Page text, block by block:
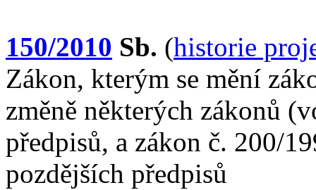
150/2010 Sb. (historie
Zákon, kterým se mění
změně některých zákonů
předpisů, a zákon č. 200/
pozdějších předpisů